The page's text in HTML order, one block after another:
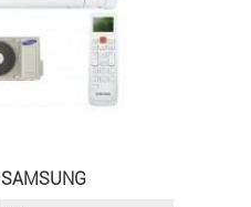
SAMSUNG